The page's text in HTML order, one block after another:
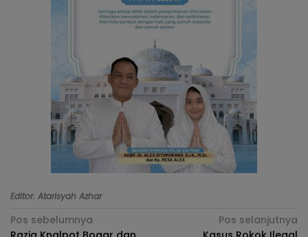
Editor: Atarisyah Azhar
Navigasi
Pos sebelumnya
Pos selanjutnya